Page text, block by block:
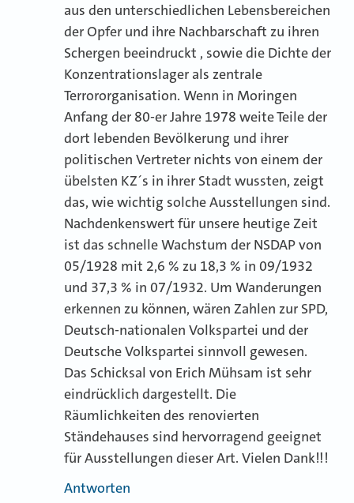
aus den unterschiedlichen Lebensbereichen
der Opfer und ihre Nachbarschaft zu ihren
Schergen beeindruckt , sowie die Dichte der
Konzentrationslager als zentrale
Terrororganisation. Wenn in Moringen
Anfang der 80-er Jahre 1978 weite Teile der
dort lebenden Bevölkerung und ihrer
politischen Vertreter nichts von einem der
übelsten KZ´s in ihrer Stadt wussten, zeigt
das, wie wichtig solche Ausstellungen sind.
Nachdenkenswert für unsere heutige Zeit
ist das schnelle Wachstum der NSDAP von
05/1928 mit 2,6 % zu 18,3 % in 09/1932
und 37,3 % in 07/1932. Um Wanderungen
erkennen zu können, wären Zahlen zur SPD,
Deutsch-nationalen Volkspartei und der
Deutsche Volkspartei sinnvoll gewesen.
Das Schicksal von Erich Mühsam ist sehr
eindrücklich dargestellt. Die
Räumlichkeiten des renovierten
Ständehauses sind hervorragend geeignet
für Ausstellungen dieser Art. Vielen Dank!!!
Antworten